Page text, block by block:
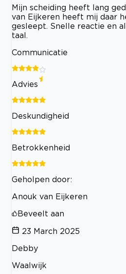
Mijn scheiding heeft lang
van Eijkeren heeft mij daar
gesleept. Snelle reactie en
taal.
Communicatie
Advies
Deskundigheid
Betrokkenheid
Geholpen door:
Anouk van Eijkeren
Beveelt aan
23 March 2025
Debby
Waalwijk